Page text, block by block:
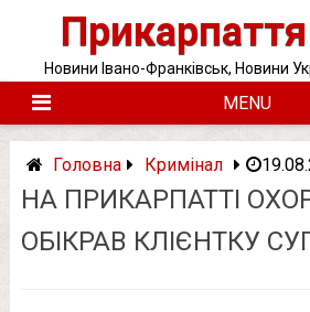
Новини Івано-Франківськ, Новини
MENU
Головна Кримінал
НА ПРИКАРПАТТІ
ОБІКРАВ КЛІЄНТКУ